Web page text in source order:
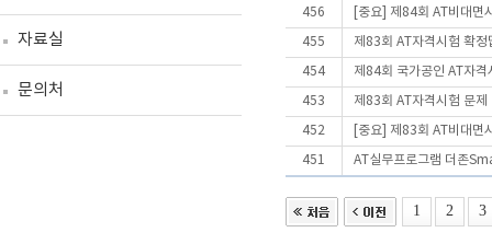
자료실
문의처
456 [중요] 제84회 AT비대면
455 제83회 AT자격시험 확정
454 제84회 국가공인 AT자격
453 제83회 AT자격시험 문
452 [중요] 제83회 AT비대면
451 AT실무프로그램 더존
1 2 3